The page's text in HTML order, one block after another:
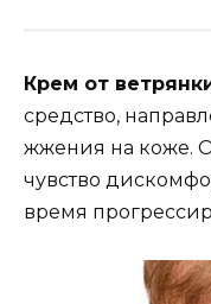
Крем от
средство,
жжения на коже.
чувство
время